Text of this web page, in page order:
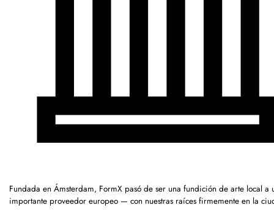
Fundada en Ámsterdam, FormX pasó de ser una fundición de arte local a
importante proveedor europeo — con nuestras raíces firmemente en la